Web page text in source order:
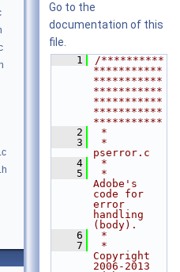
Go to the
documentation of this
file.
    1
/**********
***********
***********
***********
***********
***********
***********
    2
*
    3
*
pserror.c
    4
*
    5
*
Adobe's
code for
error
handling
(body).
    6
*
    7
*
Copyright
2006-2013